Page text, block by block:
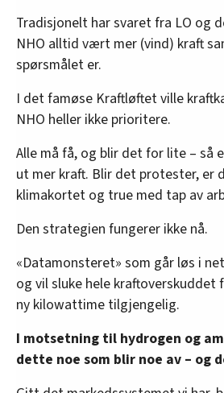
Tradisjonelt har svaret fra LO og
NHO alltid vært mer (vind) kraft
spørsmålet er.
I det famøse Kraftløftet ville
NHO heller ikke prioritere.
Alle må få, og blir det for lite – så
ut mer kraft. Blir det protester, er
klimakortet og true med tap av
Den strategien fungerer ikke nå.
«Datamonsteret» som går løs i
og vil sluke hele kraftoverskuddet
ny kilowattime tilgjengelig.
I motsetning til hydrogen og
dette noe som blir noe av – og